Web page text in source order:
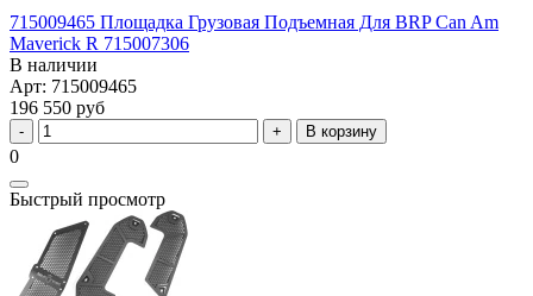
715009465 Площадка Грузовая Подъемная Для BRP Can Am
Maverick R 715007306
В наличии
Арт: 715009465
196 550 руб
В корзину
0
Быстрый просмотр